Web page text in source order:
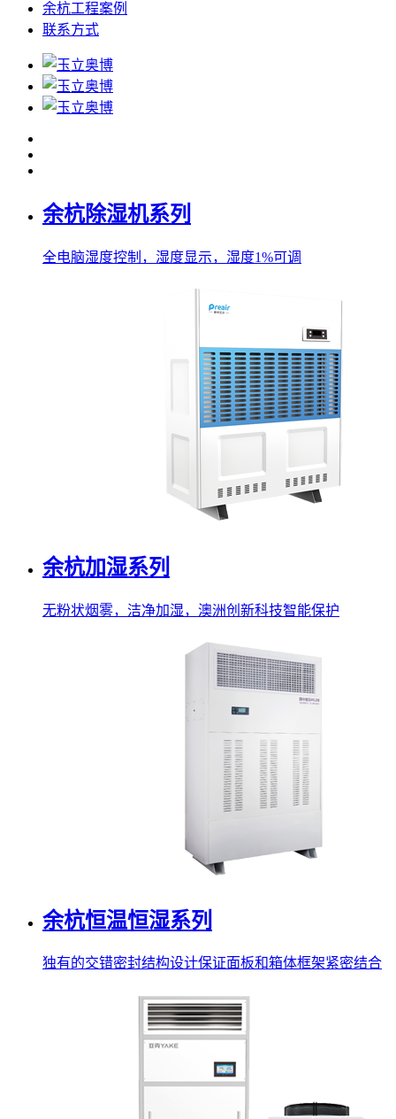
余杭工程案例
联系方式
余杭除湿机系列
全电脑湿度控制，湿度显示，湿度1%可调
余杭加湿系列
无粉状烟雾，洁净加湿，澳洲创新科技智能保护
余杭恒温恒湿系列
独有的交错密封结构设计保证面板和箱体框架紧密结合